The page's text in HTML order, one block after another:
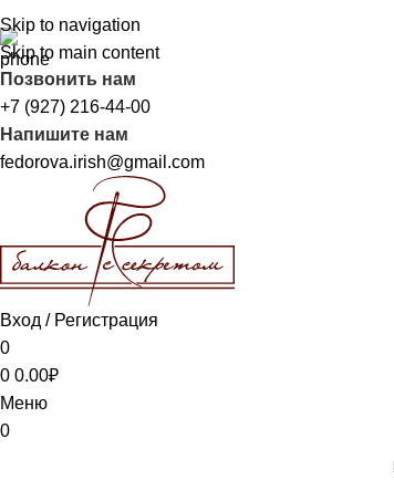
Skip to navigation
Skip to main content
Позвонить нам
+7 (927) 216-44-00
Напишите нам
fedorova.irish@gmail.com
Вход / Регистрация
0
0 0.00₽
Меню
0